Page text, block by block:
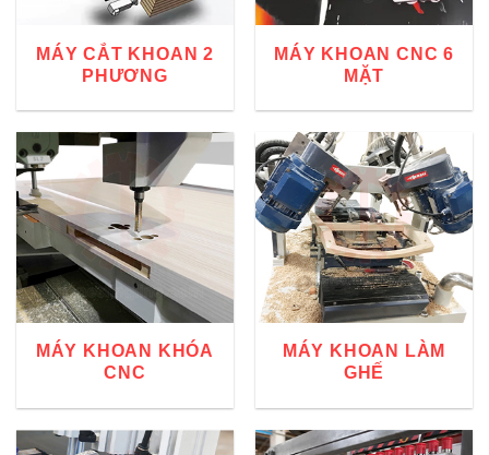
MÁY CẮT KHOAN 2
PHƯƠNG
MÁY KHOAN CNC 6
MẶT
MÁY KHOAN KHÓA
CNC
MÁY KHOAN LÀM
GHẾ